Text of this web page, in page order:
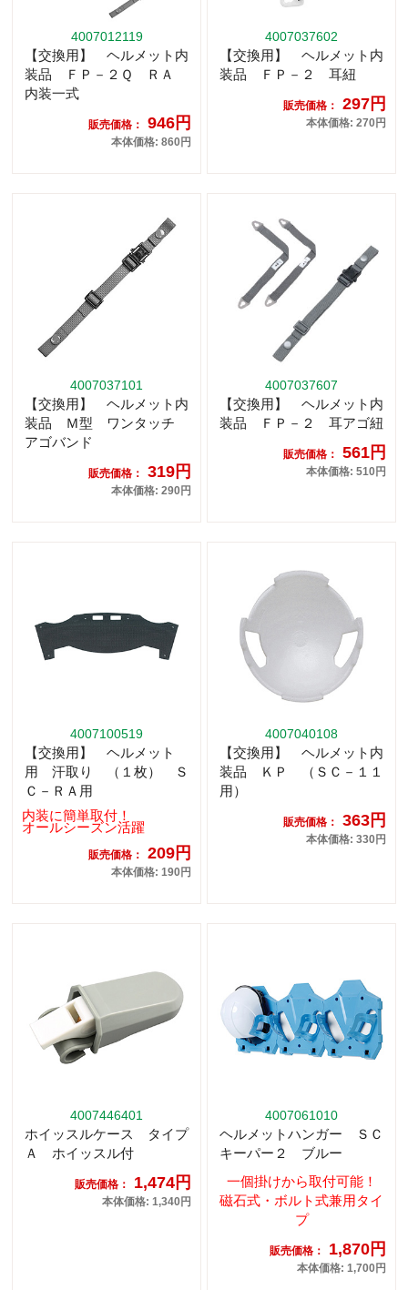
4007012119
【交換用】 ヘルメット内
装品 ＦＰ－２Ｑ ＲＡ
内装一式
販売価格： 946円
本体価格: 860円
4007037602
【交換用】 ヘルメット内
装品 ＦＰ－２ 耳紐
販売価格： 297円
本体価格: 270円
4007037101
【交換用】 ヘルメット内
装品 Ｍ型 ワンタッチ
アゴバンド
販売価格： 319円
本体価格: 290円
4007037607
【交換用】 ヘルメット内
装品 ＦＰ－２ 耳アゴ紐
販売価格： 561円
本体価格: 510円
4007100519
【交換用】 ヘルメット
用 汗取り （１枚） Ｓ
Ｃ－ＲＡ用
内装に簡単取付！
オールシーズン活躍
販売価格： 209円
本体価格: 190円
4007040108
【交換用】 ヘルメット内
装品 ＫＰ （ＳＣ－１１
用）
販売価格： 363円
本体価格: 330円
4007446401
ホイッスルケース タイプ
Ａ ホイッスル付
販売価格： 1,474円
本体価格: 1,340円
4007061010
ヘルメットハンガー ＳＣ
キーパー２ ブルー
一個掛けから取付可能！
磁石式・ボルト式兼用タイ
プ
販売価格： 1,870円
本体価格: 1,700円